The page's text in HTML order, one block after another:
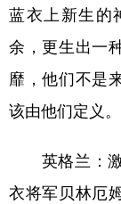
多语种频道
English
Русский
蓝衣上新生的
余，更生出一
靡，他们不是
该由他们定义。
英格兰：激
衣将军贝林厄